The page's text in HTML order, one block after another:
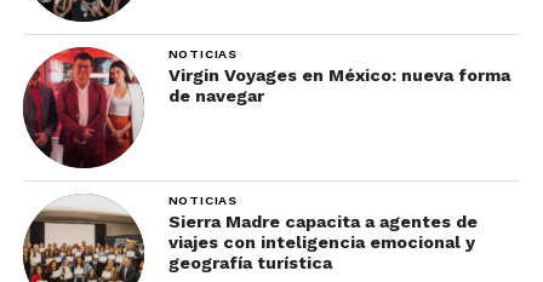
NOTICIAS
Virgin Voyages en México: nueva forma
de navegar
NOTICIAS
Sierra Madre capacita a agentes de
viajes con inteligencia emocional y
geografía turística